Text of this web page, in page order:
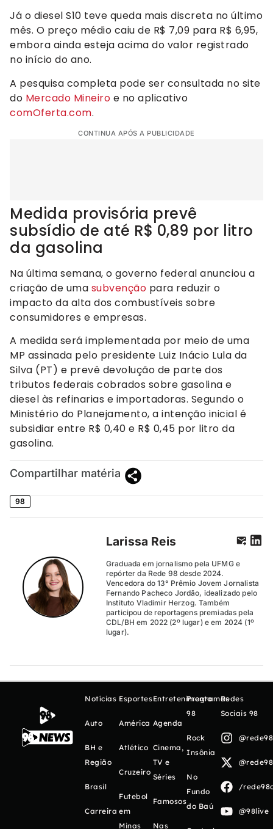
Já o diesel S10 teve queda mais discreta no último
mês. O preço médio caiu de R$ 7,09 para R$ 6,95,
embora ainda esteja acima do valor registrado
no início do ano.
A pesquisa completa pode ser consultada no site
do Mercado Mineiro e no aplicativo
comOferta.com.
CONTINUA APÓS A PUBLICIDADE
Medida provisória prevê
subsídio de até R$ 0,89 por litro
da gasolina
Na última semana, o governo federal anunciou a
criação de uma subvenção para reduzir o
impacto da alta dos combustíveis sobre
consumidores e empresas.
A medida será implementada por meio de uma
MP assinada pelo presidente Luiz Inácio Lula da
Silva (PT) e prevê devolução de parte dos
tributos federais cobrados sobre gasolina e
diesel às refinarias e importadoras. Segundo o
Ministério do Planejamento, a intenção inicial é
subsidiar entre R$ 0,40 e R$ 0,45 por litro da
gasolina.
Compartilhar matéria
98
Larissa Reis
Graduada em jornalismo pela UFMG e
repórter da Rede 98 desde 2024.
Vencedora do 13° Prêmio Jovem Jornalista
Fernando Pacheco Jordão, idealizado pelo
Instituto Vladimir Herzog. Também
participou de reportagens premiadas pela
CDL/BH em 2022 (2º lugar) e em 2024 (1º
lugar).
Notícias
Auto
BH e
Região
Brasil
Carreira
Esportes
América
Atlético
Cruzeiro
Futebol
em
Minas
Entretenimento
Agenda
Cinema,
TV e
Séries
Famosos
Nas
Programas
98
Rock
Insônia
No
Fundo
do Baú
Redes
Sociais 98
/
@98live